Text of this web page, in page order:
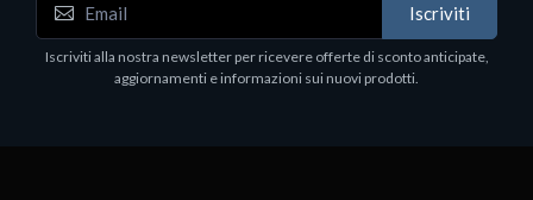
Software - Office Productivity
MS OFFICE H&S 2021 ESD
Iscriviti
Iscriviti alla nostra newsletter per ricevere offerte di sconto anticipate,
aggiornamenti e informazioni sui nuovi prodotti.